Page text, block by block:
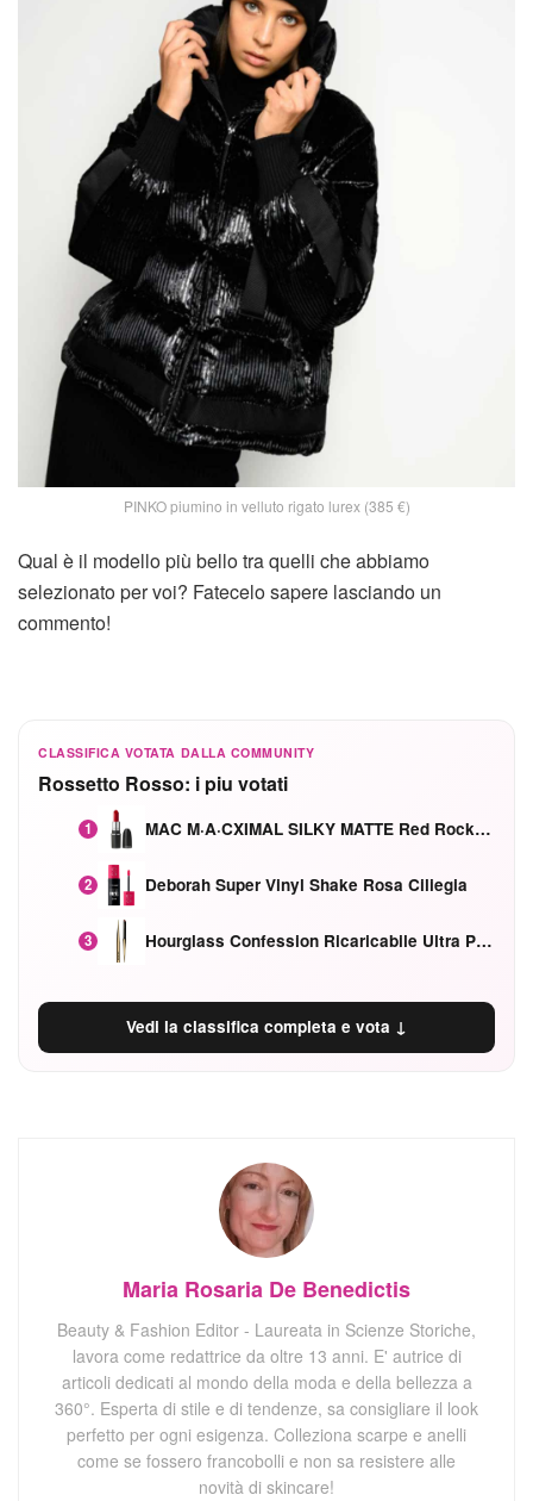
PINKO piumino in velluto rigato lurex (385 €)
Qual è il modello più bello tra quelli che abbiamo
selezionato per voi? Fatecelo sapere lasciando un
commento!
CLASSIFICA VOTATA DALLA COMMUNITY
Rossetto Rosso: i piu votati
1 MAC M·A·CXIMAL SILKY MATTE Red Rock mat
2 Deborah Super Vinyl Shake Rosa Ciliegia
3 Hourglass Confession Ricaricabile Ultra Preciso Ad Alta Intensità Secretly Classic Red
Vedi la classifica completa e vota ↓
Maria Rosaria De Benedictis
Beauty & Fashion Editor - Laureata in Scienze Storiche,
lavora come redattrice da oltre 13 anni. E' autrice di
articoli dedicati al mondo della moda e della bellezza a
360°. Esperta di stile e di tendenze, sa consigliare il look
perfetto per ogni esigenza. Colleziona scarpe e anelli
come se fossero francobolli e non sa resistere alle
novità di skincare!